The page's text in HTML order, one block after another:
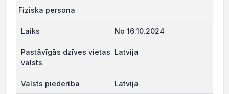
Fiziska persona
No 16.10.2024
Latvija
Latvija